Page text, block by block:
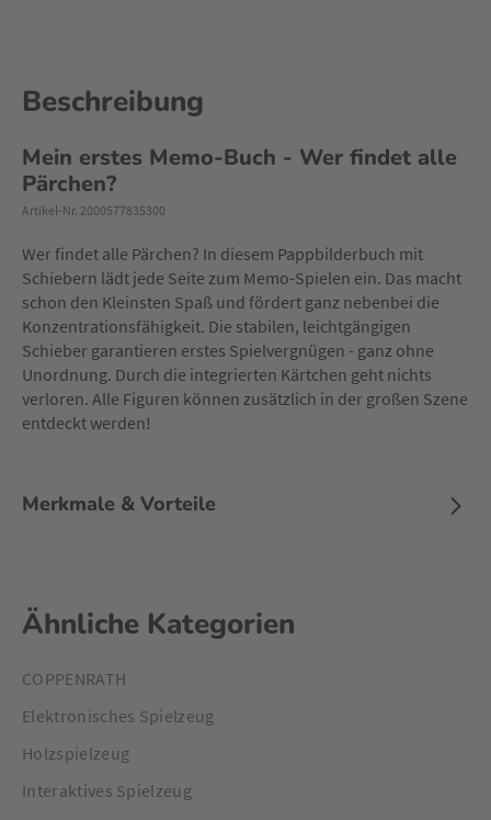
Beschreibung
Mein erstes Memo-Buch - Wer findet alle
Pärchen?
Artikel-Nr. 2000577835300
Wer findet alle Pärchen? In diesem Pappbilderbuch mit
Schiebern lädt jede Seite zum Memo-Spielen ein. Das macht
schon den Kleinsten Spaß und fördert ganz nebenbei die
Konzentrationsfähigkeit. Die stabilen, leichtgängigen
Schieber garantieren erstes Spielvergnügen - ganz ohne
Unordnung. Durch die integrierten Kärtchen geht nichts
verloren. Alle Figuren können zusätzlich in der großen Szene
entdeckt werden!
Merkmale & Vorteile
Ähnliche Kategorien
COPPENRATH
Elektronisches Spielzeug
Holzspielzeug
Interaktives Spielzeug